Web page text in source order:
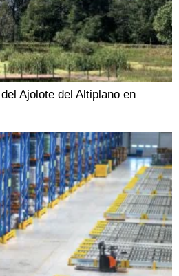
Ajolote del Altiplano en